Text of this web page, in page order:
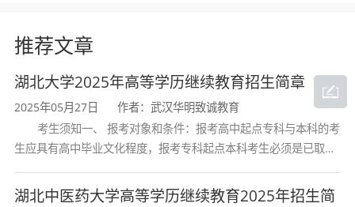
（2）具有持续的创新精神、创业意识。
（3）具有完整的知识结构和良好的科学素养、人
文素养。
（4）具有较高的文化品位和审美情趣。
（5）具有良好的身体素质和健康的心理素质。
推荐文章
湖北大学2025年高等学历继续教育招生简章
2025年05月27日
作者：武汉华明致诚教育
考生须知一、 报考对象和条件：报考高中起点专科与本科的考
生应具有高中毕业文化程度，报考专科起点本科考生必须是已取得
构颁发的大学专科毕业证书的人
湖北中医药大学高等学历继续教育2025年招生简